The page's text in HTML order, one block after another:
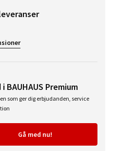
i BAUHAUS Premium
som ger dig erbjudanden, service
Gå med nu!